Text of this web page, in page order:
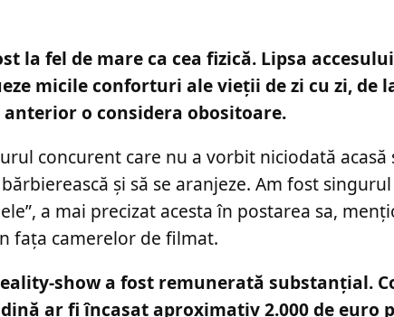
la fel de mare ca cea fizică. Lipsa
micile conforturi ale vieții de zi cu zi, de
o considera obositoare.
concurent care nu a vorbit niciodată acasă
și să se aranjeze. Am fost
a mai precizat acesta în postarea sa,
fața camerelor de filmat.
show a fost remunerată substanțial.
ar fi încasat aproximativ 2.000 de euro